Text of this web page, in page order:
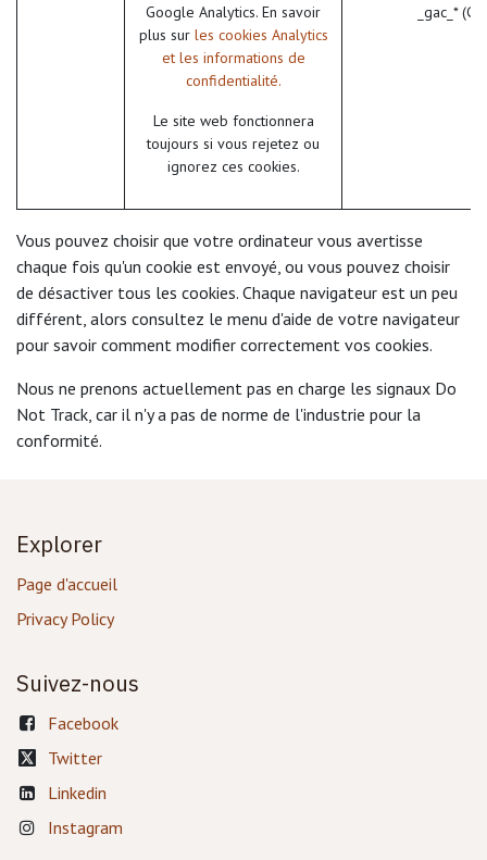
Google Analytics. En savoir
plus sur les cookies Analytics
et les informations de
confidentialité.
Le site web fonctionnera
toujours si vous rejetez ou
ignorez ces cookies.
_gac_*
Vous pouvez choisir que votre ordinateur vous avertisse
chaque fois qu'un cookie est envoyé, ou vous pouvez choisir
de désactiver tous les cookies. Chaque navigateur est un peu
différent, alors consultez le menu d'aide de votre navigateur
pour savoir comment modifier correctement vos cookies.
Nous ne prenons actuellement pas en charge les signaux Do
Not Track, car il n'y a pas de norme de l'industrie pour la
conformité.
Explorer
Page d'accueil
Privacy Policy
Suivez-nous
Facebook
Twitter
Linkedin
Instagram